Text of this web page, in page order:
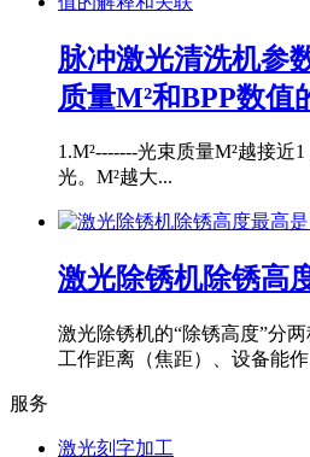
脉冲激光清洗机参
质量M²和BPP数值
1.M²-------光束质量M²越接近
光。M²越大...
激光除锈机除锈高
激光除锈机的“除锈高度”分
工作距离（焦距）、设备能作
服务
激光刻字加工